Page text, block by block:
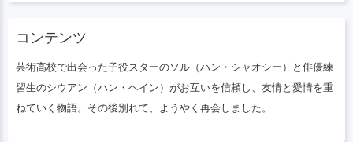
コンテンツ
芸術高校で出会った子役スターのソル（ハン・シャオシー）と俳優練
習生のシウアン（ハン・ヘイン）がお互いを信頼し、友情と愛情を重
ねていく物語。その後別れて、ようやく再会しました。